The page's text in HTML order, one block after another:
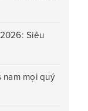
Siêu
nam mọi quý